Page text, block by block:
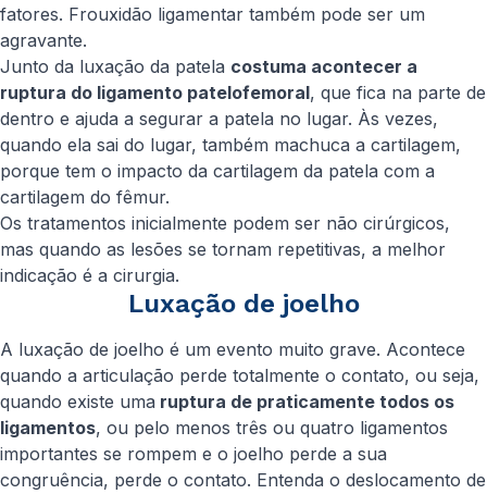
fatores. Frouxidão ligamentar também pode ser um
agravante.
Junto da luxação da patela costuma acontecer a
ruptura do ligamento patelofemoral, que fica na parte de
dentro e ajuda a segurar a patela no lugar. Às vezes,
quando ela sai do lugar, também machuca a cartilagem,
porque tem o impacto da cartilagem da patela com a
cartilagem do fêmur.
Os tratamentos inicialmente podem ser não cirúrgicos,
mas quando as lesões se tornam repetitivas, a melhor
indicação é a cirurgia.
Luxação de joelho
A luxação de joelho é um evento muito grave. Acontece
quando a articulação perde totalmente o contato, ou seja,
quando existe uma ruptura de praticamente todos os
ligamentos, ou pelo menos três ou quatro ligamentos
importantes se rompem e o joelho perde a sua
congruência, perde o contato. Entenda o deslocamento de